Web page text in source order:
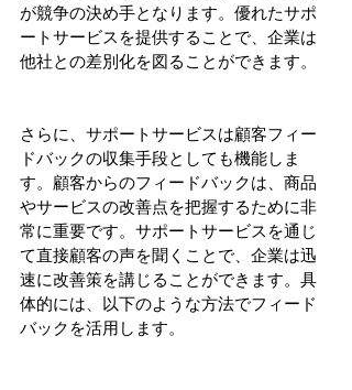
が競争の決め手となります。優れたサポ
ートサービスを提供することで、企業は
他社との差別化を図ることができます。
さらに、サポートサービスは顧客フィー
ドバックの収集手段としても機能しま
す。顧客からのフィードバックは、商品
やサービスの改善点を把握するために非
常に重要です。サポートサービスを通じ
て直接顧客の声を聞くことで、企業は迅
速に改善策を講じることができます。具
体的には、以下のような方法でフィード
バックを活用します。